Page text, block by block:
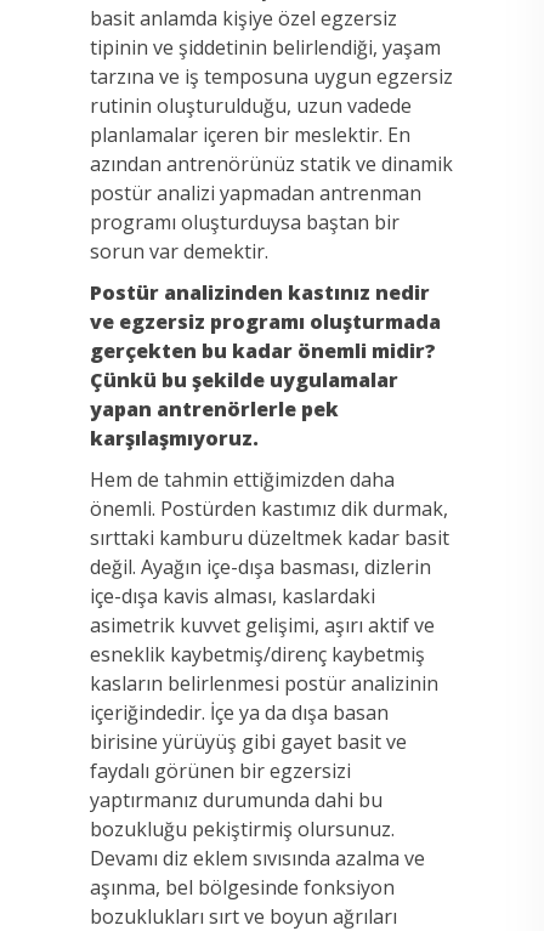
basit anlamda kişiye özel egzersiz
tipinin ve şiddetinin belirlendiği, yaşam
tarzına ve iş temposuna uygun egzersiz
rutinin oluşturulduğu, uzun vadede
planlamalar içeren bir meslektir. En
azından antrenörünüz statik ve dinamik
postür analizi yapmadan antrenman
programı oluşturduysa baştan bir
sorun var demektir.
Postür analizinden kastınız nedir
ve egzersiz programı oluşturmada
gerçekten bu kadar önemli midir?
Çünkü bu şekilde uygulamalar
yapan antrenörlerle pek
karşılaşmıyoruz.
Hem de tahmin ettiğimizden daha
önemli. Postürden kastımız dik durmak,
sırttaki kamburu düzeltmek kadar basit
değil. Ayağın içe-dışa basması, dizlerin
içe-dışa kavis alması, kaslardaki
asimetrik kuvvet gelişimi, aşırı aktif ve
esneklik kaybetmiş/direnç kaybetmiş
kasların belirlenmesi postür analizinin
içeriğindedir. İçe ya da dışa basan
birisine yürüyüş gibi gayet basit ve
faydalı görünen bir egzersizi
yaptırmanız durumunda dahi bu
bozukluğu pekiştirmiş olursunuz.
Devamı diz eklem sıvısında azalma ve
aşınma, bel bölgesinde fonksiyon
bozuklukları sırt ve boyun ağrıları